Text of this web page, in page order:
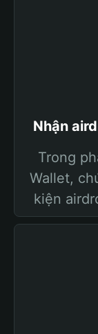
Nhận
Trong
Wallet,
kiện